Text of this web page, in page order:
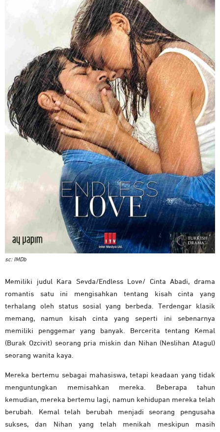
sc: IMDb
Memiliki judul Kara Sevda/Endless Love/ Cinta Abadi, drama
romantis satu ini mengisahkan tentang kisah cinta yang
terhalang oleh status sosial yang berbeda. Terdengar klasik
memang, namun kisah cinta yang seperti ini sebenarnya
memiliki penggemar yang banyak. Bercerita tentang Kemal
(Burak Ozcivit) seorang pria miskin dan Nihan (Neslihan Atagul)
seorang wanita kaya.
Mereka bertemu sebagai mahasiswa, tetapi keadaan yang tidak
menguntungkan memisahkan mereka. Beberapa tahun
kemudian, mereka bertemu lagi, namun kehidupan mereka telah
berubah. Kemal telah berubah menjadi seorang pengusaha
sukses, dan Nihan yang telah menikah meskipun masih